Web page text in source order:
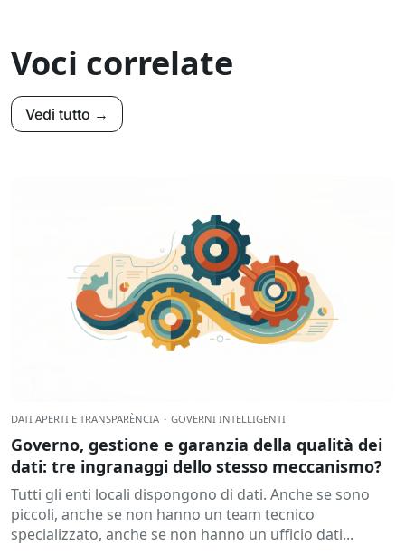
Voci correlate
Vedi tutto →
DATI APERTI E TRANSPARÈNCIA · GOVERNI INTELLIGENTI
Governo, gestione e garanzia della qualità dei
dati: tre ingranaggi dello stesso meccanismo?
Tutti gli enti locali dispongono di dati. Anche se sono
piccoli, anche se non hanno un team tecnico
specializzato, anche se non hanno un ufficio dati...